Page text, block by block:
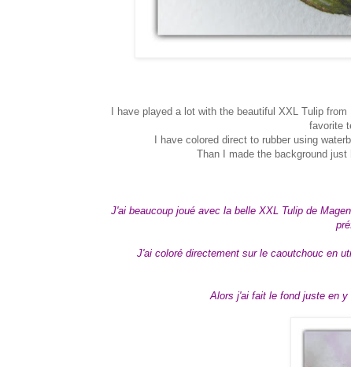
I have played a lot with the beautiful XXL Tulip
favorite
I have colored direct to rubber using
Than I made the background
J'ai beaucoup joué avec la belle XXL Tulip de
J'ai coloré directement sur le caoutchouc en
Alors j'ai fait le fond juste en